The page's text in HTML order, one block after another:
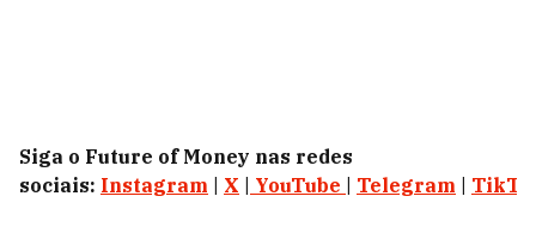
Siga o Future of Money nas redes
sociais: Instagram X YouTube Telegram